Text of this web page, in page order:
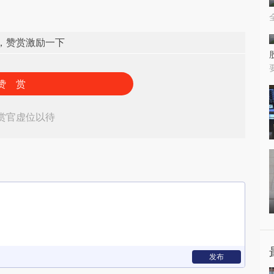
赞赏激励一下
赏
官虚位以待
发布